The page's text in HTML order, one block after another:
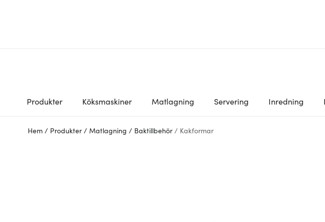
Produkter Köksmaskiner Matlagning Servering Inredning
Hem / Produkter / Matlagning / Baktillbehör / Kakformar